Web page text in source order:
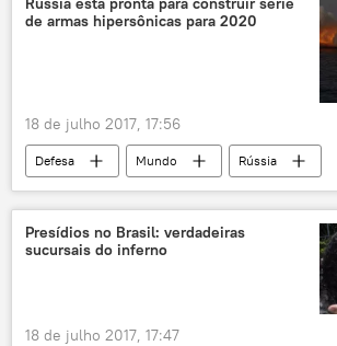
de armas hipersônicas para 2020
18 de julho 2017, 17:56
Defesa Mundo
Rússia
Notícias
Moscou
Yuri Borisov
MAKS 2017
armas hipersônicas
míssil hipersônico
Presídios no Brasil: verdadeiras
sucursais do inferno
18 de julho 2017, 17:47